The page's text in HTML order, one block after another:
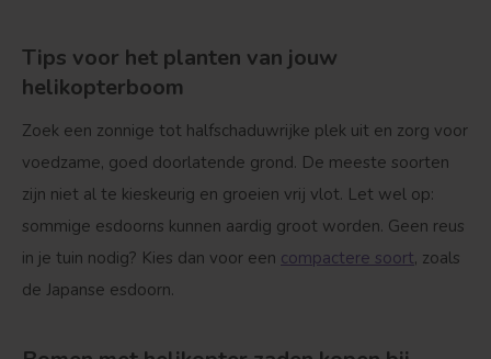
Tips voor het planten van jouw
helikopterboom
Zoek een zonnige tot halfschaduwrijke plek uit en zorg voor
voedzame, goed doorlatende grond. De meeste soorten
zijn niet al te kieskeurig en groeien vrij vlot. Let wel op:
sommige esdoorns kunnen aardig groot worden. Geen reus
in je tuin nodig? Kies dan voor een compactere soort, zoals
de Japanse esdoorn.